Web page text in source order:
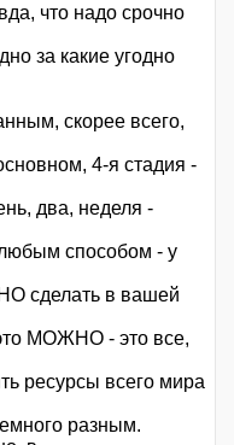
что надо срочно
за какие угодно
скорее всего,
4-я стадия -
два, неделя -
способом - у
сделать в вашей
это МОЖНО - это все,
ресурсы всего мира
разным.